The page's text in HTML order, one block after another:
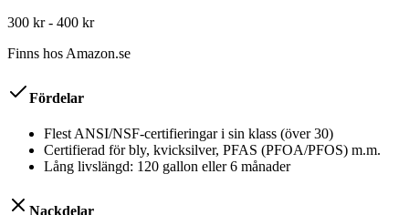
300 kr - 400 kr
Finns hos Amazon.se
Fördelar
Flest ANSI/NSF-certifieringar i sin klass (över 30)
Certifierad för bly, kvicksilver, PFAS (PFOA/PFOS) m.m.
Lång livslängd: 120 gallon eller 6 månader
Nackdelar